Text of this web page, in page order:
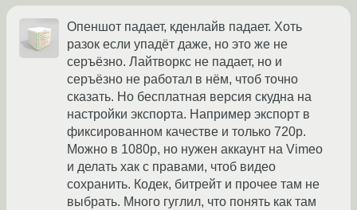
Опеншот падает, кденлайв падает. Хоть
разок если упадёт даже, но это же не
серъёзно. Лайтворкс не падает, но и
серъёзно не работал в нём, чтоб точно
сказать. Но бесплатная версия скудна на
настройки экспорта. Например экспорт в
фиксированном качестве и только 720p.
Можно в 1080p, но нужен аккаунт на Vimeo
и делать хак с правами, чтоб видео
сохранить. Кодек, битрейт и прочее там не
выбрать. Много гуглил, что понять как там